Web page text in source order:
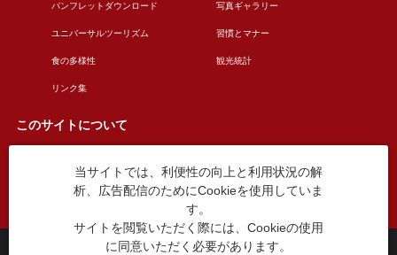
パンフレットダウンロード 写真ギャラリー
ユニバーサルツーリズム 習慣とマナー
食の多様性 観光統計
リンク集
このサイトについて
このサイトについて 広告掲載について
お問い合わせ
台東区役所観光課
当サイトでは、利便性の向上と利用状況の解
析、広告配信のためにCookieを使用していま
す。
サイトを閲覧いただく際には、Cookieの使用
に同意いただく必要があります。